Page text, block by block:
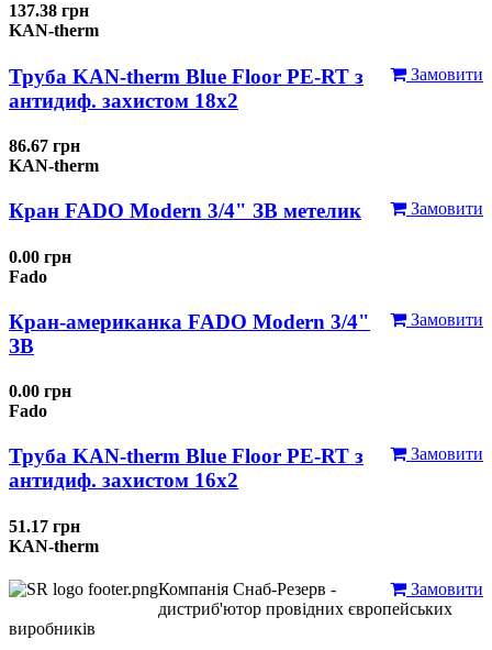
137.38 грн
KAN-therm
Замовити
Труба KAN-therm Blue Floor PE-RT з
антидиф. захистом 18х2
86.67 грн
KAN-therm
Замовити
Кран FADO Modern 3/4" ЗВ метелик
0.00 грн
Fado
Замовити
Кран-американка FADO Modern 3/4"
ЗВ
0.00 грн
Fado
Замовити
Труба KAN-therm Blue Floor PE-RT з
антидиф. захистом 16х2
51.17 грн
KAN-therm
Замовити
Компанія Снаб-Резерв -
дистриб'ютор провідних європейських
виробників